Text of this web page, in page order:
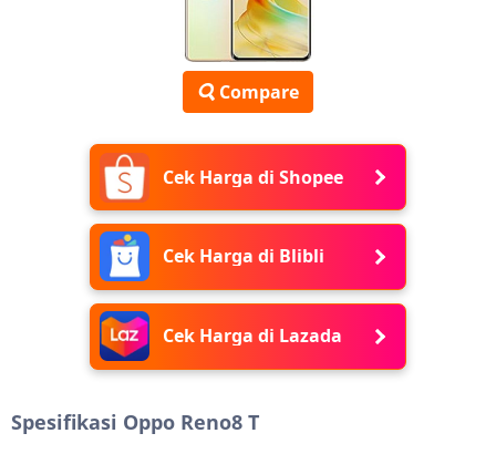
Compare
Cek Harga di Shopee
Cek Harga di Blibli
Cek Harga di Lazada
Spesifikasi Oppo Reno8 T